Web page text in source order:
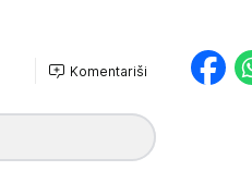
Komentariši